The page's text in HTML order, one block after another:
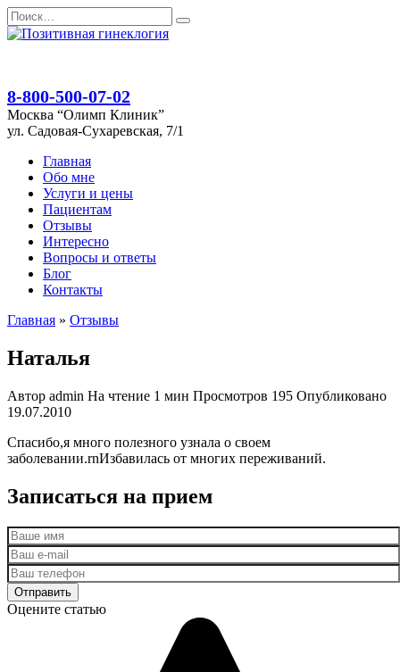
Перейти
к
Search
for:
8-800-500-07-02
Москва “Олимп Клиник”
ул. Садовая-Сухаревская, 7/1
Главная
Обо мне
Услуги и цены
Пациентам
Отзывы
Интересно
Вопросы и ответы
Блог
Контакты
Главная » Отзывы
Наталья
Автор admin На чтение 1 мин Просмотров 195 Опубликовано
19.07.2010
Спасибо,я много полезного узнала о своем
заболевании.rnИзбавилась от многих переживаний.
Записаться на прием
Оцените статью